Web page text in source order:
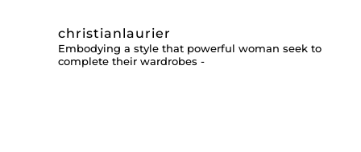
christianlaurier
Embodying a style that powerful woman seek to
complete their wardrobes -